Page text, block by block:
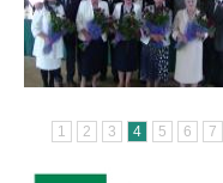
1 2 3 4 5 6 7